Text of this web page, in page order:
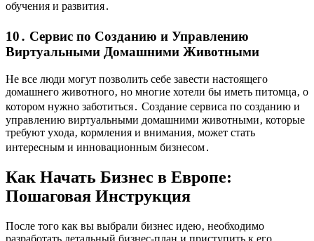
обучения и развития․
10․ Сервис по Созданию и Управлению
Виртуальными Домашними Животными
Не все люди могут позволить себе завести настоящего
домашнего животного‚ но многие хотели бы иметь питомца‚ о
котором нужно заботиться․ Создание сервиса по созданию и
управлению виртуальными домашними животными‚ которые
требуют ухода‚ кормления и внимания‚ может стать
интересным и инновационным бизнесом․
Как Начать Бизнес в Европе:
Пошаговая Инструкция
После того как вы выбрали бизнес идею‚ необходимо